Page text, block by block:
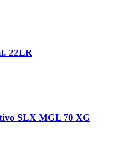
22LR
SLX MGL 70 XG